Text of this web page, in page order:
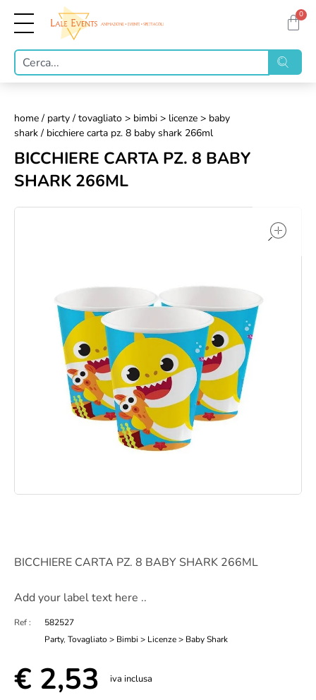
0
home / party / tovagliato > bimbi > licenze > baby
shark / bicchiere carta pz. 8 baby shark 266ml
BICCHIERE CARTA PZ. 8 BABY
SHARK 266ML
BICCHIERE CARTA PZ. 8 BABY SHARK 266ML
Add your label text here ..
Ref :
582527
Party, Tovagliato > Bimbi > Licenze > Baby Shark
€ 2,53 iva inclusa